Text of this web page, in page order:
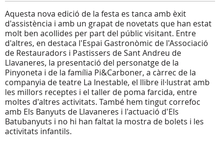
Aquesta nova edició de la festa es tanca amb èxit
d'assistència i amb un grapat de novetats que han estat
molt ben acollides per part del públic visitant. Entre
d'altres, en destaca l'Espai Gastronòmic de l'Associació
de Restauradors i Pastissers de Sant Andreu de
Llavaneres, la presentació del personatge de la
Pinyoneta i de la família Pi&Carboner, a càrrec de la
companyia de teatre La Inestable, el llibre il·lustrat amb
les millors receptes i el taller de poma farcida, entre
moltes d'altres activitats. També hem tingut correfoc
amb Els Banyuts de Llavaneres i l'actuació d'Els
Batubanyuts i no hi han faltat la mostra de bolets i les
activitats infantils.